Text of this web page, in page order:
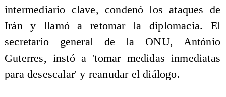
intermediario clave, condenó los ataques de
Irán y llamó a retomar la diplomacia. El
secretario general de la ONU, António
Guterres, instó a 'tomar medidas inmediatas
para desescalar' y reanudar el diálogo.